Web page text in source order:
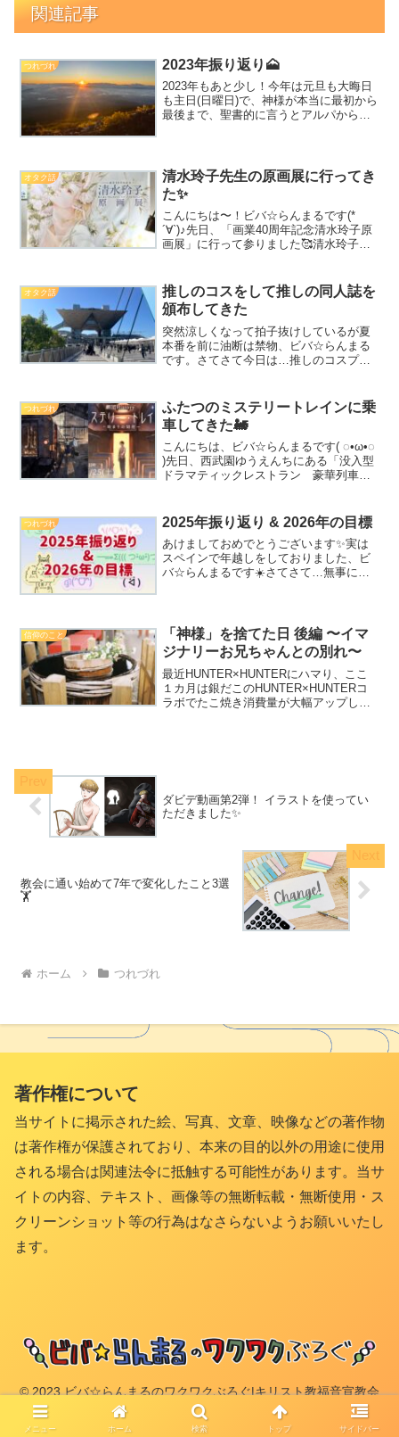
関連記事
つれづれ 2023年振り返り🗻
2023年もあと少し！今年は元旦も大晦日
も主日(日曜日)で、神様が本当に最初から
最後まで、聖書的に言うとアルパからオ
りが思い出...
オタク話
清水玲子先生の原画展に行ってき
た✨
こんにちは〜！ビバ☆らんまるです(*
´∀`)♪先日、「画業40周年記念清水玲子原
画展」に行って参りました🥰清水玲子先
画展の開催決定を聞いたときは本当に嬉
しかったです…！...
オタク話
推しのコスをして推しの同人誌を
頒布してきた
突然涼しくなって拍子抜けしているが夏
本番を前に油断は禁物、ビバ☆らんまる
です。さてさて今日は…推しのコスプレ
ます！！！！！～「同人誌」とは～らん
まるオタクが思いの丈を詰...
つれづれ
ふたつのミステリートレインに乗
車してきた🚂
こんにちは、ビバ☆らんまるです( ◌•ω•◌
)先日、西武園ゆうえんちにある「没入型
ドラマティックレストラン 豪華列車は
簡単にご説明すると…実際に豪華列車...
つれづれ 2025年振り返り & 2026年の目標
あけましておめでとうございます✨実は
スペインで年越しをしておりました、ビ
バ☆らんまるです☀️さてさて…無事に
ら！①新しい漫画を完成...
信仰のこと
「神様」を捨てた日 後編 〜イマ
ジナリーお兄ちゃんとの別れ〜
最近HUNTER×HUNTERにハマり、ここ
１カ月は銀だこのHUNTER×HUNTERコ
ラボでたこ焼き消費量が大幅アップして
ダビデ動画第2弾！ イラストを使ってい
ただきました✨
教会に通い始めて7年で変化したこと3選
🏋️
ホーム つれづれ
著作権について
当サイトに掲示された絵、写真、文章、映像などの著作物
は著作権が保護されており、本来の目的以外の用途に使用
される場合は関連法令に抵触する可能性があります。当サ
イトの内容、テキスト、画像等の無断転載・無断使用・ス
クリーンショット等の行為はなさらないようお願いいたし
ます。
© 2023 ビバ☆らんまるのワクワクぶろぐ|キリスト教福音宣教会
(CGM).
メニュー ホーム 検索 トップ サイドバー